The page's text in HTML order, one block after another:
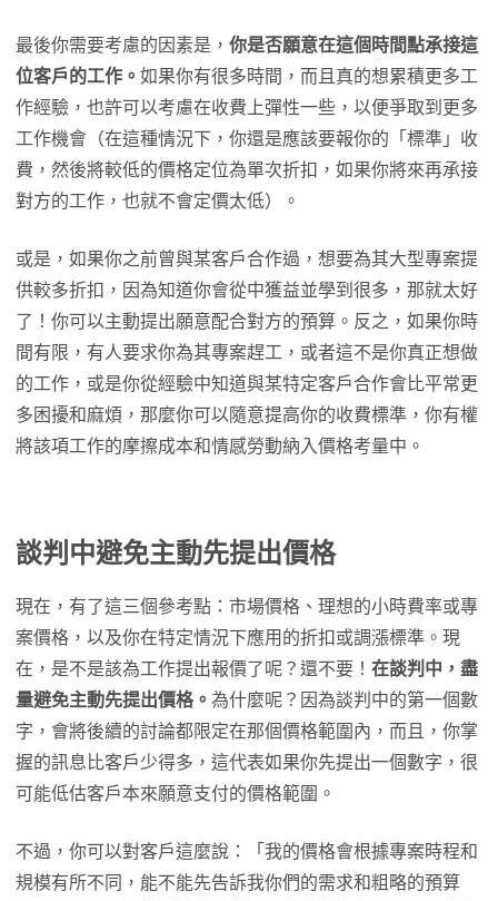
最後你需要考慮的因素是， 你是否願意在這個時間點承接這
位客戶的工作。 如果你有很多時間，而且真的想累積更多工
作經驗，也許可以考慮在收費上彈性一些，以便爭取到更多
工作機會（在這種情況下，你還是應該要報你的「標準」收
費，然後將較低的價格定位為單次折扣，如果你將來再承接
對方的工作，也就不會定價太低）。
或是，如果你之前曾與某客戶合作過，想要為其大型專案提
供較多折扣，因為知道你會從中獲益並學到很多，那就太好
了！你可以主動提出願意配合對方的預算。反之，如果你時
間有限，有人要求你為其專案趕工，或者這不是你真正想做
的工作，或是你從經驗中知道與某特定客戶合作會比平常更
多困擾和麻煩，那麼你可以隨意提高你的收費標準，你有權
將該項工作的摩擦成本和情感勞動納入價格考量中。
談判中避免主動先提出價格
現在，有了這三個參考點：市場價格、理想的小時費率或專
案價格，以及你在特定情況下應用的折扣或調漲標準。現
在，是不是該為工作提出報價了呢？還不要！ 在談判中，盡
量避免主動先提出價格。 為什麼呢？因為談判中的第一個數
字，會將後續的討論都限定在那個價格範圍內，而且，你掌
握的訊息比客戶少得多，這代表如果你先提出一個數字，很
可能低估客戶本來願意支付的價格範圍。
不過，你可以對客戶這麼說：「我的價格會根據專案時程和
規模有所不同，能不能先告訴我你們的需求和粗略的預算